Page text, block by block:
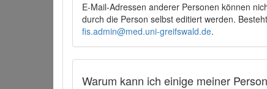
E-Mail-Adressen anderer Personen können
durch die Person selbst editiert werden.
fis.admin@med.uni-greifswald.de.
Warum kann ich einige meiner